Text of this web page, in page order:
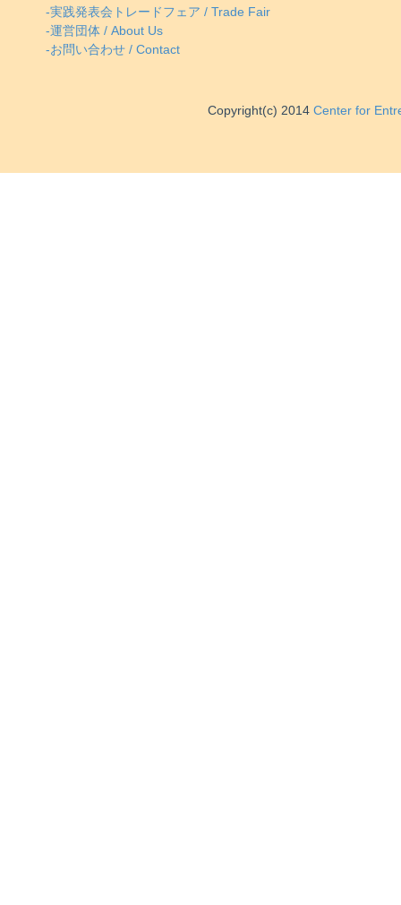
-実践発表会トレードフェア / Trade Fair
-運営団体 / About Us
-お問い合わせ / Contact
Copyright(c) 2014 Center for